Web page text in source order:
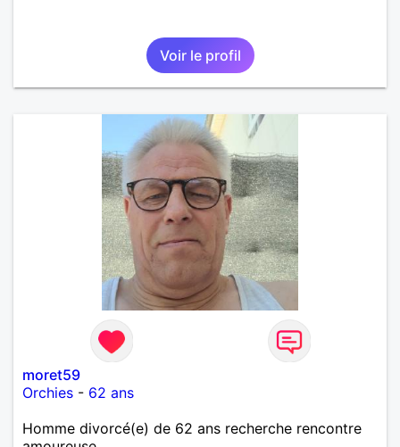
Voir le profil
moret59
Orchies - 62 ans
Homme divorcé(e) de 62 ans recherche rencontre